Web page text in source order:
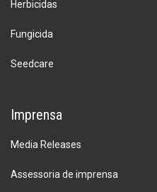
Herbicidas
Fungicida
Seedcare
Imprensa
Media Releases
Assessoria de imprensa